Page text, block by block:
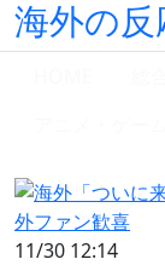
海外の
11/30 12:14